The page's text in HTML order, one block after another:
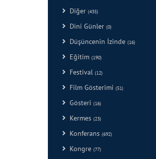
Diğer (435)
Dini Günler (0)
Düşüncenin İzinde (16)
Eğitim (190)
Festival (12)
Film Gösterimi (51)
Gösteri (16)
Kermes (23)
Konferans (692)
Kongre (77)